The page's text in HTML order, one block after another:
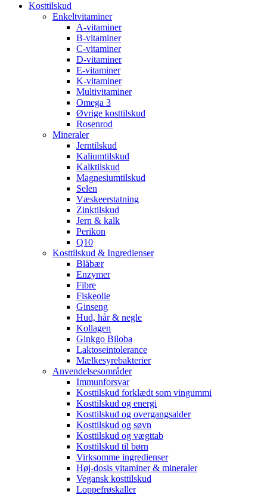
Kosttilskud
Enkeltvitaminer
A-vitaminer
B-vitaminer
C-vitaminer
D-vitaminer
E-vitaminer
K-vitaminer
Multivitaminer
Omega 3
Øvrige kosttilskud
Rosenrod
Mineraler
Jerntilskud
Kaliumtilskud
Kalktilskud
Magnesiumtilskud
Selen
Væskeerstatning
Zinktilskud
Jern & kalk
Perikon
Q10
Kosttilskud & Ingredienser
Blåbær
Enzymer
Fibre
Fiskeolie
Ginseng
Hud, hår & negle
Kollagen
Ginkgo Biloba
Laktoseintolerance
Mælkesyrebakterier
Anvendelsesområder
Immunforsvar
Kosttilskud forklædt som vingummi
Kosttilskud og energi
Kosttilskud og overgangsalder
Kosttilskud og søvn
Kosttilskud og vægttab
Kosttilskud til børn
Virksomme ingredienser
Høj-dosis vitaminer & mineraler
Vegansk kosttilskud
Loppefrøskaller